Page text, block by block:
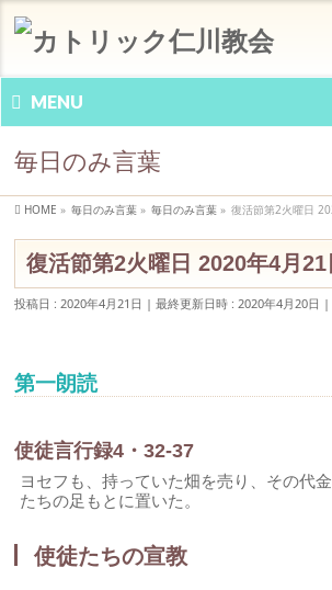
MENU
毎日のみ言葉
HOME » 毎日のみ言葉 » 毎日のみ言葉 » 復活節第2火曜日
復活節第2火曜日 2020年4月21
投稿日 : 2020年4月21日 最終更新日時 : 2020年4月20日
第一朗読
使徒言行録4・32-37
ヨセフも、持っていた畑を売り、その代
たちの足もとに置いた。
使徒たちの宣教